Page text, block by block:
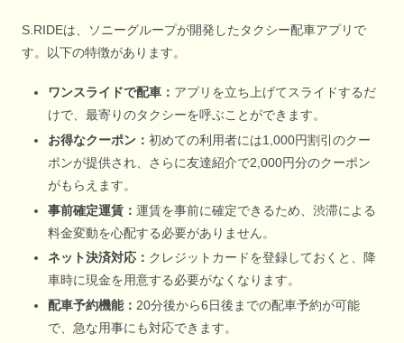
S.RIDEは、ソニーグループが開発したタクシー配車アプリで
す。以下の特徴があります。
ワンスライドで配車： アプリを立ち上げてスライドするだ
けで、最寄りのタクシーを呼ぶことができます。
お得なクーポン： 初めての利用者には1,000円割引のクー
ポンが提供され、さらに友達紹介で2,000円分のクーポン
がもらえます。
事前確定運賃： 運賃を事前に確定できるため、渋滞による
料金変動を心配する必要がありません。
ネット決済対応： クレジットカードを登録しておくと、降
車時に現金を用意する必要がなくなります。
配車予約機能： 20分後から6日後までの配車予約が可能
で、急な用事にも対応できます。